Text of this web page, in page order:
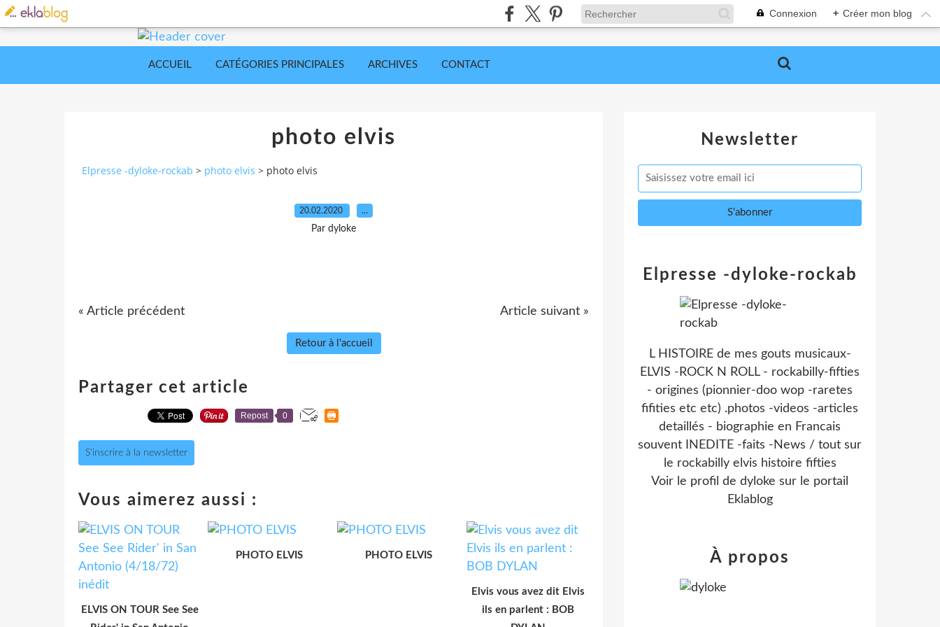
Connexion + Créer mon blog
ACCUEIL CATÉGORIES PRINCIPALES ARCHIVES CONTACT
photo elvis
Elpresse -dyloke-rockab > photo elvis > photo elvis
20.02.2020 …
Par dyloke
« Article précédent Article suivant »
Retour à l'accueil
Partager cet article
Repost 0
S'inscrire à la newsletter
Vous aimerez aussi :
ELVIS ON TOUR See See
PHOTO ELVIS PHOTO ELVIS
Elvis vous avez dit Elvis
ils en parlent : BOB
Newsletter
Elpresse -dyloke-rockab
L HISTOIRE de mes gouts musicaux-
ELVIS -ROCK N ROLL - rockabilly-fifties
- origines (pionnier-doo wop -raretes
fifities etc etc) .photos -videos -articles
detaillés - biographie en Francais
souvent INEDITE -faits -News / tout sur
le rockabilly elvis histoire fifties
Voir le profil de dyloke sur le portail
Eklablog
À propos